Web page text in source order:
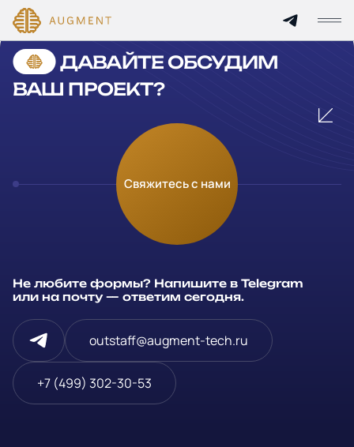
Главная
Технологии и цены
Услуги
Отрасли
Блог и новости
Cannot find 'services' template with page 'detail'
ДАВАЙТЕ ОБСУДИМ
ВАШ ПРОЕКТ?
Свяжитесь с нами
Не любите формы? Напишите в Telegram
или на почту — ответим сегодня.
outstaff@augment-tech.ru
+7 (499) 302-30-53
Оставьте заявку
Заполните и отправьте данные и мы свяжемся с вами в
течение рабочего дня
Компания
Телефон*